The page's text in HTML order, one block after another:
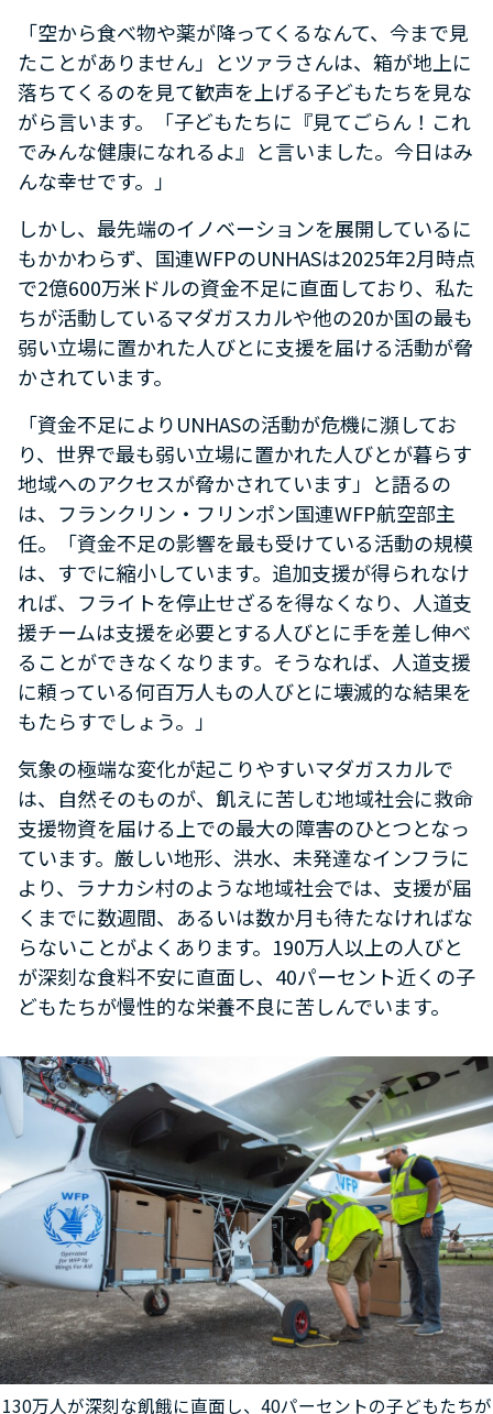
「空から食べ物や薬が降ってくるなんて、今まで見
たことがありません」とツァラさんは、箱が地上に
落ちてくるのを見て歓声を上げる子どもたちを見な
がら言います。「子どもたちに『見てごらん！これ
でみんな健康になれるよ』と言いました。今日はみ
んな幸せです。」
しかし、最先端のイノベーションを展開しているに
もかかわらず、国連WFPのUNHASは2025年2月時点
で2億600万米ドルの資金不足に直面しており、私た
ちが活動しているマダガスカルや他の20か国の最も
弱い立場に置かれた人びとに支援を届ける活動が脅
かされています。
「資金不足によりUNHASの活動が危機に瀕してお
り、世界で最も弱い立場に置かれた人びとが暮らす
地域へのアクセスが脅かされています」と語るの
は、フランクリン・フリンポン国連WFP航空部主
任。「資金不足の影響を最も受けている活動の規模
は、すでに縮小しています。追加支援が得られなけ
れば、フライトを停止せざるを得なくなり、人道支
援チームは支援を必要とする人びとに手を差し伸べ
ることができなくなります。そうなれば、人道支援
に頼っている何百万人もの人びとに壊滅的な結果を
もたらすでしょう。」
気象の極端な変化が起こりやすいマダガスカルで
は、自然そのものが、飢えに苦しむ地域社会に救命
支援物資を届ける上での最大の障害のひとつとなっ
ています。厳しい地形、洪水、未発達なインフラに
より、ラナカシ村のような地域社会では、支援が届
くまでに数週間、あるいは数か月も待たなければな
らないことがよくあります。190万人以上の人びと
が深刻な食料不安に直面し、40パーセント近くの子
どもたちが慢性的な栄養不良に苦しんでいます。
130万人が深刻な飢餓に直面し、40パーセントの子どもたちが